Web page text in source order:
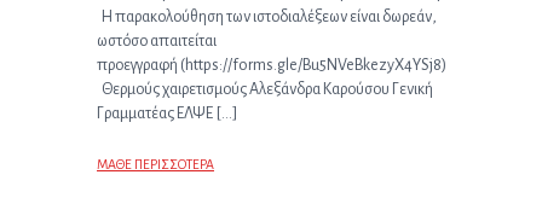
Η παρακολούθηση των ιστοδιαλέξεων είναι δωρεάν,
ωστόσο απαιτείται
προεγγραφή (https://forms.gle/Bu5NVeBkezyX4YSj8)
Θερμούς χαιρετισμούς Αλεξάνδρα Καρούσου Γενική
Γραμματέας ΕΛΨΕ […]
ΜΑΘΕ ΠΕΡΙΣΣΟΤΕΡΑ